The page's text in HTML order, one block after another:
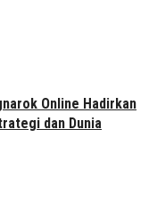
Online Hadirkan
dan Dunia